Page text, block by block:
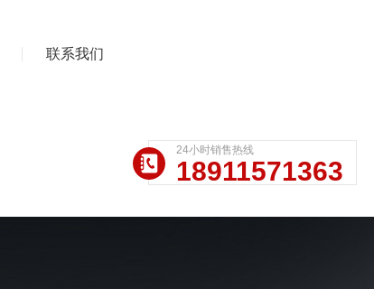
联系我们
24小时销售热线
18911571363